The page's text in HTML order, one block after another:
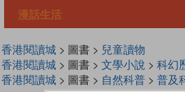
漫話生活
香港閱讀城> 圖書 > 兒童讀物
香港閱讀城> 圖書 > 文學小說 > 科幻
香港閱讀城> 圖書 > 自然科普> 普及